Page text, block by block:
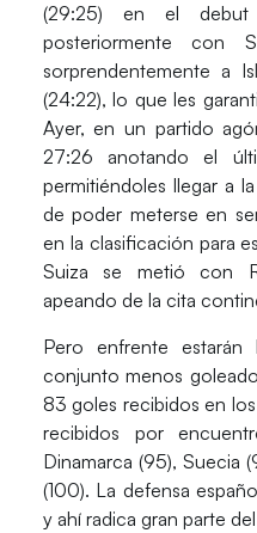
(29:25) en el debut
posteriormente con
sorprendentemente a
(24:22), lo que les
Ayer, en un partido
27:26 anotando el
permitiéndoles llegar a
de poder meterse en
en la clasificación para
Suiza se metió con
apeando de la cita
Pero enfrente estarán
conjunto menos
83 goles recibidos en
recibidos por
Dinamarca (95), Suecia
(100). La defensa
y ahí radica gran parte